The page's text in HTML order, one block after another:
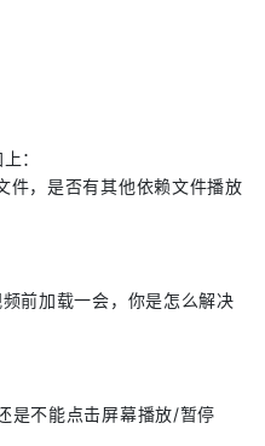
：
件，是否有其他依赖文件播放
前加载一会，你是怎么解决
是不能点击屏幕播放/暂停